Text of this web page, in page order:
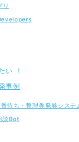
リ
い ！
事例
待ち・整理券発券システ
談Bot